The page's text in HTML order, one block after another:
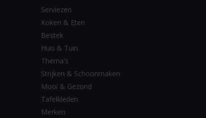
Serviezen
Koken & Eten
Bestek
Huis & Tuin
Thema's
Strijken & Schoonmaken
Mooi & Gezond
Tafelkleden
Merken